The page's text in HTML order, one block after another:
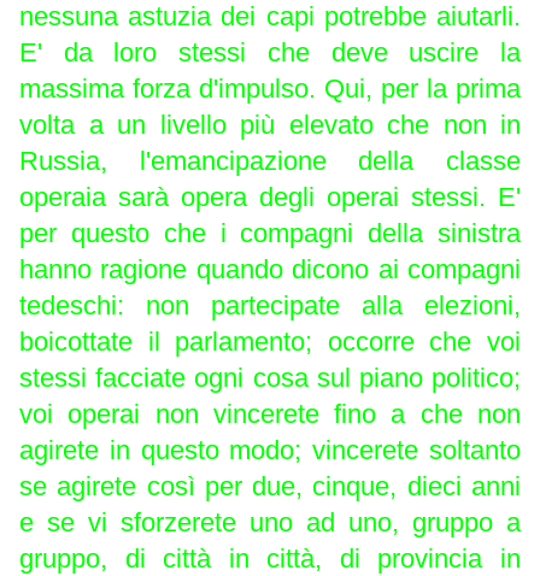
nessuna astuzia dei capi potrebbe aiutarli.
E' da loro stessi che deve uscire la
massima forza d'impulso. Qui, per la prima
volta a un livello più elevato che non in
Russia, l'emancipazione della classe
operaia sarà opera degli operai stessi. E'
per questo che i compagni della sinistra
hanno ragione quando dicono ai compagni
tedeschi: non partecipate alla elezioni,
boicottate il parlamento; occorre che voi
stessi facciate ogni cosa sul piano politico;
voi operai non vincerete fino a che non
agirete in questo modo; vincerete soltanto
se agirete così per due, cinque, dieci anni
e se vi sforzerete uno ad uno, gruppo a
gruppo, di città in città, di provincia in